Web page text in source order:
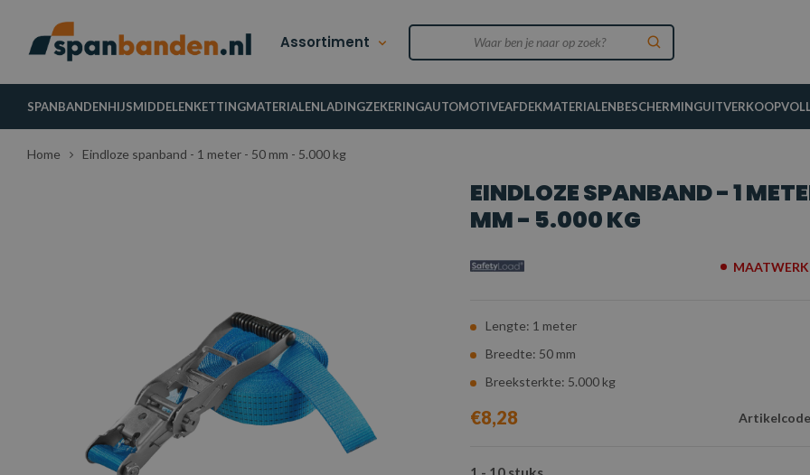
Assortiment
SPANBANDENHIJSMIDDELENKETTINGMATERIALENLADINGZEKERINGAUTOMOTIVEAFDEKMATERIALENBESCHERMINGUITVERKOOP
Home Eindloze spanband - 1 meter - 50 mm - 5.000 kg
EINDLOZE SPANBAND - 1
MM - 5.000 KG
Lengte: 1 meter
Breedte: 50 mm
Breeksterkte: 5.000 kg
€8,28